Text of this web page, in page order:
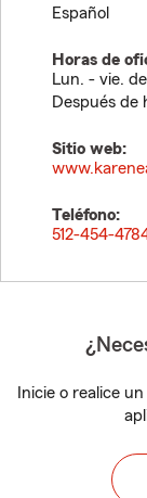
Español
Horas de
Lun. - vie.
Después de
Sitio web:
Teléfono:
512-454-
Inicie o realice